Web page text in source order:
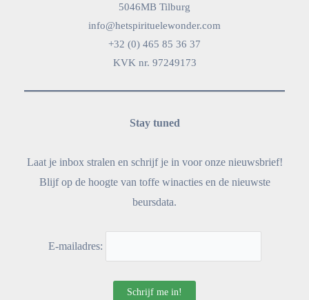
5046MB Tilburg
info@hetspirituelewonder.com
+32 (0) 465 85 36 37
KVK nr. 97249173
Stay tuned
Laat je inbox stralen en schrijf je in voor onze nieuwsbrief!
Blijf op de hoogte van toffe winacties en de nieuwste
beursdata.
E-mailadres: